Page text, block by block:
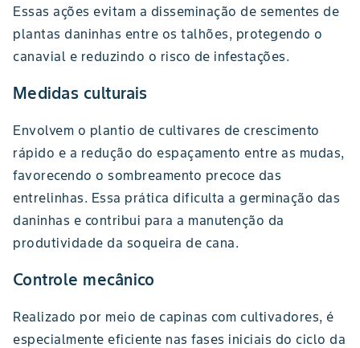
Essas ações evitam a disseminação de sementes de
plantas daninhas entre os talhões, protegendo o
canavial e reduzindo o risco de infestações.
Medidas culturais
Envolvem o plantio de cultivares de crescimento
rápido e a redução do espaçamento entre as mudas,
favorecendo o sombreamento precoce das
entrelinhas. Essa prática dificulta a germinação das
daninhas e contribui para a manutenção da
produtividade da soqueira de cana.
Controle mecânico
Realizado por meio de capinas com cultivadores, é
especialmente eficiente nas fases iniciais do ciclo da